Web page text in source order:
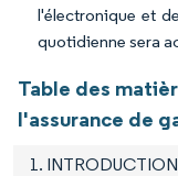
l'électronique et
quotidienne sera
Table des
l'assurance de
1. INTRODUCTION